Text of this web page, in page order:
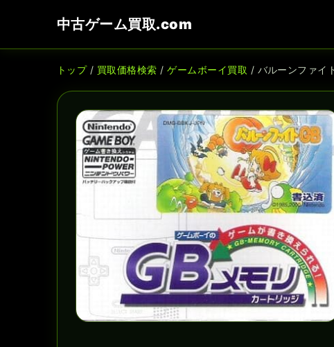
中古ゲーム買取.com
トップ/ 買取価格検索 /ゲームボーイ買取 / バルーンファイ